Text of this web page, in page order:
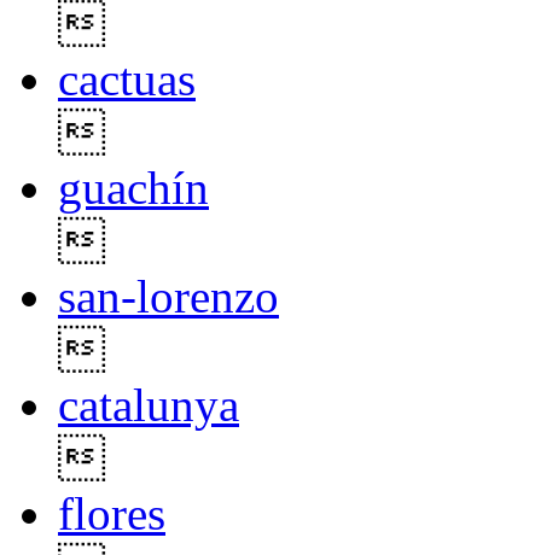
cactuas
guachín
san-lorenzo
catalunya
flores